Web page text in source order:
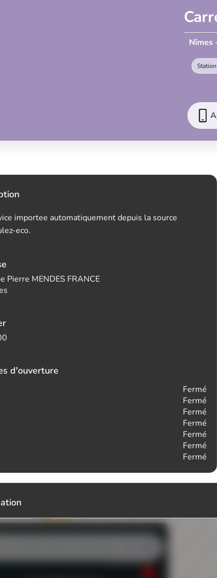
Nîmes
importee automatiquement depuis la source
eco.
Pierre MENDES FRANCE
d'ouverture
Fermé
Fermé
Fermé
Fermé
Fermé
Fermé
Fermé